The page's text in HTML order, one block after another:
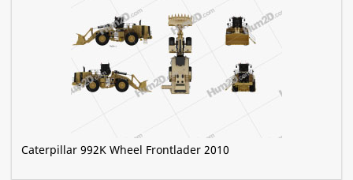
Caterpillar 992K Wheel Frontlader 2010